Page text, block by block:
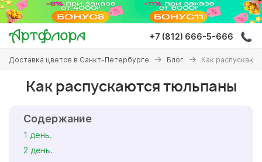
Перейти
основному
содержанию
+7 (812) 666-5-666
Вы
здесь
Доставка цветов в Санкт-Петербурге Блог Как
Как распускаются тюльпаны
Содержание
1 день.
2 день.